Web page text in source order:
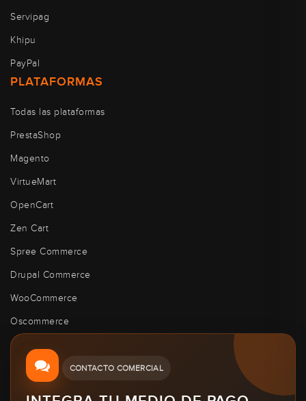
Servipag
Khipu
PayPal
PLATAFORMAS
Todas las plataformas
PrestaShop
Magento
VirtueMart
OpenCart
Zen Cart
Spree Commerce
Drupal Commerce
WooCommerce
Oscommerce
CONTACTO COMERCIAL